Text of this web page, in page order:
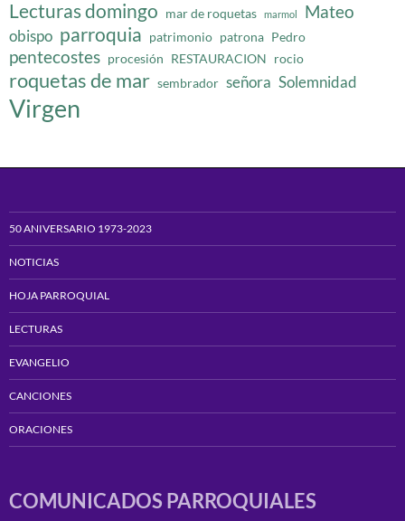
Lecturas domingo mar de roquetas marmol Mateo
obispo parroquia patrimonio patrona Pedro
pentecostes procesión RESTAURACION rocio
roquetas de mar sembrador señora Solemnidad
Virgen
50 ANIVERSARIO 1973-2023
NOTICIAS
HOJA PARROQUIAL
LECTURAS
EVANGELIO
CANCIONES
ORACIONES
COMUNICADOS PARROQUIALES